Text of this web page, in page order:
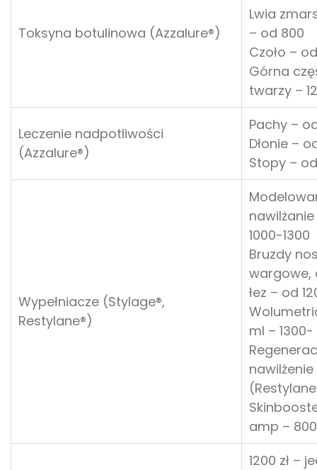
Toksyna botulinowa (Azzalure®)
Lwia
– od 800
Czoło –
Górna
twarzy –
Leczenie nadpotliwości
(Azzalure®)
Pachy –
Dłonie –
Stopy –
Wypełniacze (Stylage®,
Restylane®)
1000-1300
Bruzdy
wargowe,
łez – od
ml –
(Restylane
amp – 800
1200 zł –